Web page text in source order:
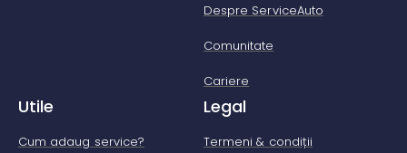
Despre ServiceAuto
Comunitate
Cariere
Utile
Cum adaug service?
Legal
Termeni & condiții